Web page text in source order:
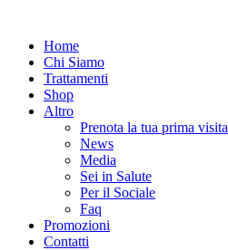
Home
Chi Siamo
Trattamenti
Shop
Altro
Prenota la tua prima visita
News
Media
Sei in Salute
Per il Sociale
Faq
Promozioni
Contatti